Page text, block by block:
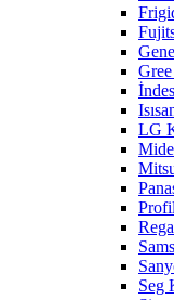
LG
Seg